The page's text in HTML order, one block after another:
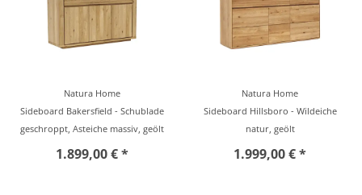
Natura Home
Sideboard Bakersfield - Schublade
geschroppt, Asteiche massiv, geölt
1.899,00 € *
Natura Home
Sideboard Hillsboro - Wildeiche
natur, geölt
1.999,00 € *